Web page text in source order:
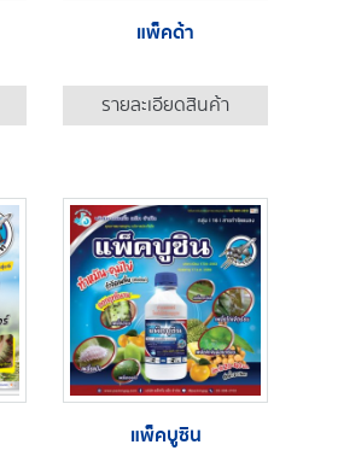
แพ็คด้า
รายละเอียดสินค้า
แพ็คบูซิน